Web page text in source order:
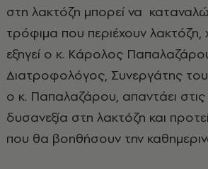
στη λακτόζη μπορεί να
τρόφιμα που περιέχουν
εξηγεί ο κ. Κάρολος
Διατροφολόγος, Συνεργάτης
ο κ. Παπαλαζάρου, απαντάει στις
δυσανεξία στη λακτόζη και
που θα βοηθήσουν την